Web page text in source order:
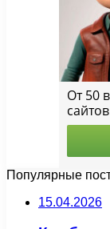
Популярные
15.04.2026